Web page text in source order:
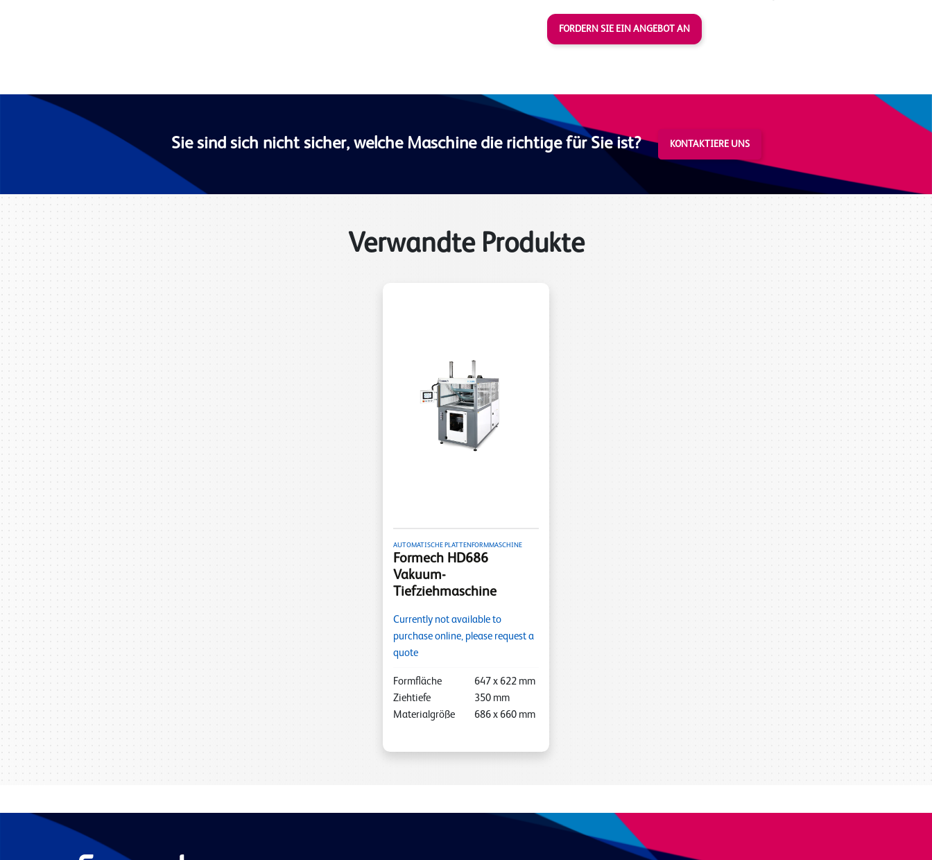
FORDERN SIE EIN ANGEBOT AN
Sie sind sich nicht sicher, welche Maschine die richtige für Sie ist? KONTAKTIERE UNS
Verwandte Produkte
AUTOMATISCHE PLATTENFORMMASCHINE
Formech HD686
Vakuum-
Tiefziehmaschine
Currently not available to
purchase online, please request a
quote
Formfläche 647 x 622 mm
Ziehtiefe
350 mm
Materialgröße
686 x 660 mm